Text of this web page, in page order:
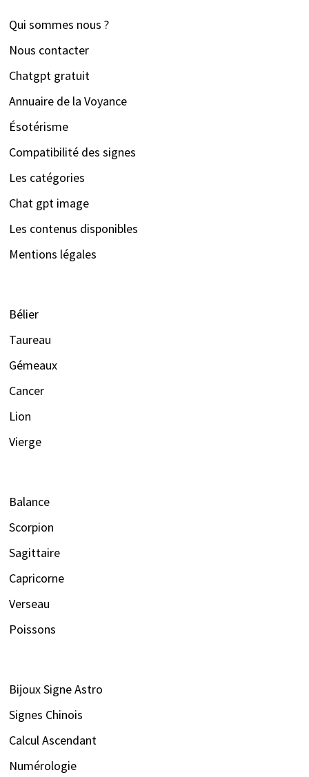
Qui sommes nous ?
Nous contacter
Chatgpt gratuit
Annuaire de la Voyance
Ésotérisme
Compatibilité des signes
Les catégories
Chat gpt image
Les contenus disponibles
Mentions légales
Bélier
Taureau
Gémeaux
Cancer
Lion
Vierge
Balance
Scorpion
Sagittaire
Capricorne
Verseau
Poissons
Bijoux Signe Astro
Signes Chinois
Calcul Ascendant
Numérologie